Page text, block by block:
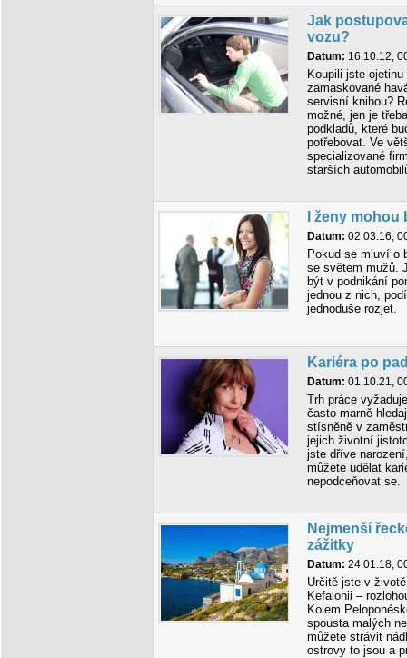
Jak
vozu?
Datum: 16.10.12,
Koupili jste
zamaskované
servisní knihou?
možné, jen je
podkladů, které
potřebovat. Ve
specializované
starších
I ženy
Datum: 02.03.16,
Pokud se mluví o
se světem mužů.
být v podnikání
jednou z nich,
jednoduše rozjet.
Kariéra po
Datum: 01.10.21,
Trh práce
často marně
stísněně v
jejich životní
jste dříve
můžete udělat
nepodceňovat se.
Nejmenší
zážitky
Datum: 24.01.18,
Určitě jste v
Kefalonii –
Kolem
spousta malých
můžete strávit
ostrovy to jsou a